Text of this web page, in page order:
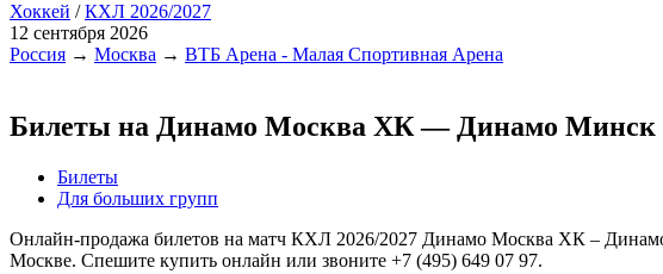
Хоккей /КХЛ 2026/2027
12 сентября 2026
Россия → Москва → ВТБ Арена - Малая Спортивная Арена
Билеты на Динамо Москва ХК — Динамо
Билеты
Для больших групп
Онлайн-продажа билетов на матч КХЛ 2026/2027 Динамо Москва ХК –
Москве. Спешите купить онлайн или звоните +7 (495) 649 07 97.